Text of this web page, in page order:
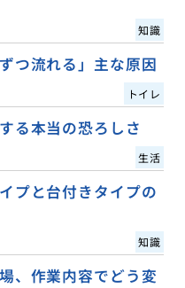
知識
つ流れる」主な原因
トイレ
る本当の恐ろしさ
生活
プと台付きタイプの
知識
、作業内容でどう変